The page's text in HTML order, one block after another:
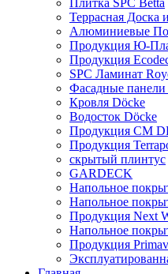
Плитка SPC Betta
Террасная Доска
Алюминиевые
Продукция Ю-
Продукция
SPC Ламинат
Фасадные
Кровля Döcke
Водосток Döcke
Продукция CM
Продукция
скрытый плинтус
GARDECK
Напольное
Напольное
Продукция Next
Напольное
Продукция